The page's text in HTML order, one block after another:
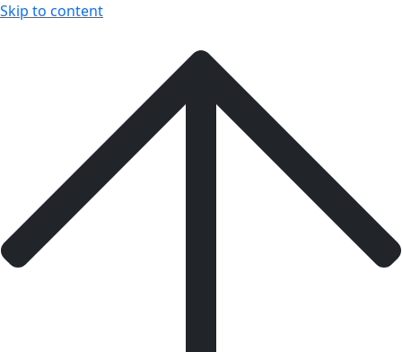
Skip to content